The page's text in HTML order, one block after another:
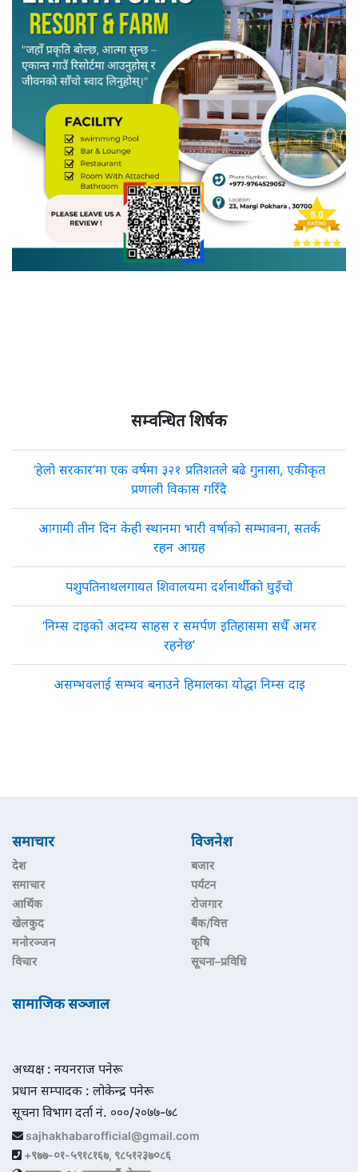
सम्वन्धित शिर्षक
‘हेलो सरकार’मा एक वर्षमा ३२१ प्रतिशतले बढे गुनासा, एकीकृत
प्रणाली विकास गरिँदै
आगामी तीन दिन केही स्थानमा भारी वर्षाको सम्भावना, सतर्क
रहन आग्रह
पशुपतिनाथलगायत शिवालयमा दर्शनार्थीको घुइँचो
‘निम्स दाइको अदम्य साहस र समर्पण इतिहासमा सधैँ अमर
रहनेछ’
असम्भवलाई सम्भव बनाउने हिमालका योद्धा निम्स दाइ
समाचार
देश
समाचार
आर्थिक
खेलकुद
मनोरञ्जन
विचार
विजनेश
बजार
पर्यटन
रोजगार
बैंक/वित्त
कृषि
सूचना–प्रविधि
सामाजिक सञ्जाल
अध्यक्ष : नयनराज पनेरू
प्रधान सम्पादक : लोकेन्द्र पनेरू
सूचना विभाग दर्ता नं. ०००/२०७७-७८
sajhakhabarofficial@gmail.com
+९७७-०१-५९१८१६७, ९८५१२३७०८६